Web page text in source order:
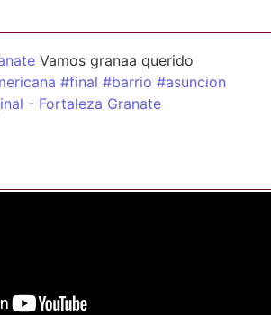
Vamos granaa querido
#final #barrio #asuncion
- Fortaleza Granate